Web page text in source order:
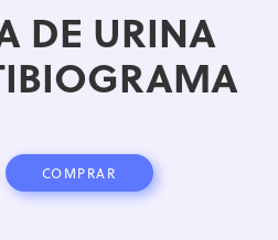
DE URINA
COMPRAR